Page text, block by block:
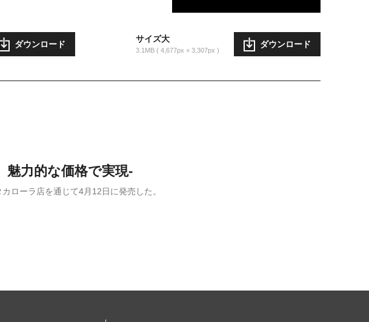
ダウンロード
サイズ大
3.1MB 4,677px × 3,307px
ダウンロード
魅力的な価格で実現-
ローラ店を通じて4月12日に発売した。